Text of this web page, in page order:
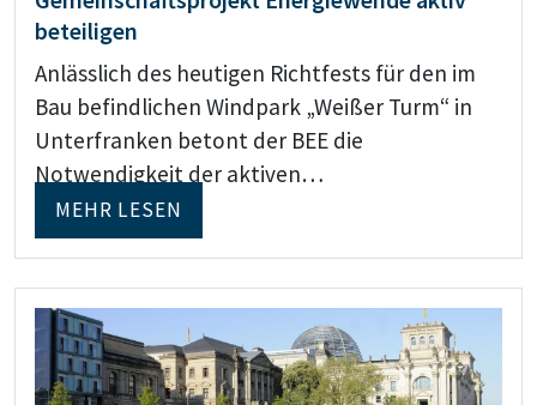
beteiligen
Anlässlich des heutigen Richtfests für den im
Bau befindlichen Windpark „Weißer Turm“ in
Unterfranken betont der BEE die
Notwendigkeit der aktiven…
MEHR LESEN